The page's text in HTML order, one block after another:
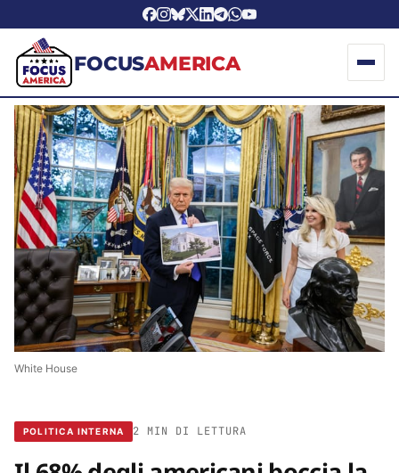
FOCUSAMERICA
White House
POLITICA INTERNA 2 MIN DI LETTURA